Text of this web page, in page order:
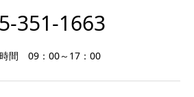
351-1663
間 09：00～17：00